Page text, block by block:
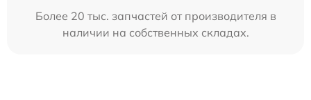
Более 20 тыс. запчастей от производителя в
наличии на собственных складах.